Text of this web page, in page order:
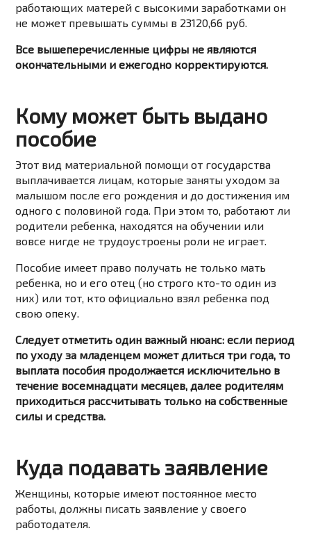
работающих матерей с высокими заработками он
не может превышать суммы в 23120,66 руб.
Все вышеперечисленные цифры не являются
окончательными и ежегодно корректируются.
Кому может быть выдано
пособие
Этот вид материальной помощи от государства
выплачивается лицам, которые заняты уходом за
малышом после его рождения и до достижения им
одного с половиной года. При этом то, работают ли
родители ребенка, находятся на обучении или
вовсе нигде не трудоустроены роли не играет.
Пособие имеет право получать не только мать
ребенка, но и его отец (но строго кто-то один из
них) или тот, кто официально взял ребенка под
свою опеку.
Следует отметить один важный нюанс: если период
по уходу за младенцем может длиться три года, то
выплата пособия продолжается исключительно в
течение восемнадцати месяцев, далее родителям
приходиться рассчитывать только на собственные
силы и средства.
Куда подавать заявление
Женщины, которые имеют постоянное место
работы, должны писать заявление у своего
работодателя.